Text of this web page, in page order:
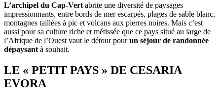
L’archipel du Cap-Vert abrite une diversité de paysages
impressionnants, entre bords de mer escarpés, plages de sable blanc,
montagnes taillées à pic et volcans aux pierres noires. Mais c’est
aussi pour sa culture riche et métissée que ce pays situé au large de
l’Afrique de l’Ouest vaut le détour pourun séjour de randonnée
dépaysant à souhait.
LE « PETIT PAYS » DE CESARIA
EVORA